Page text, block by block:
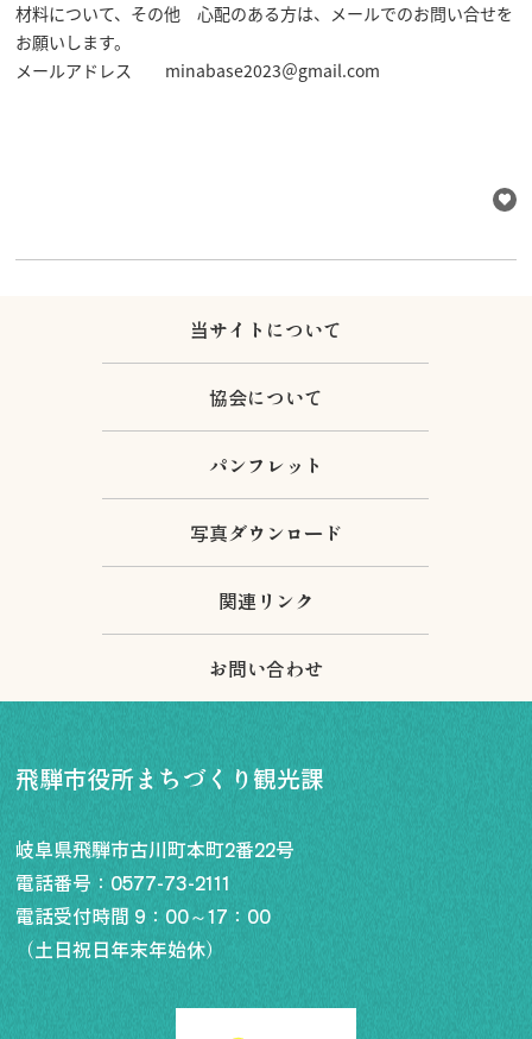
材料について、その他 心配のある方は、メールでのお問い合せを
お願いします。
メールアドレス minabase2023＠gmail.com
当サイトについて
協会について
パンフレット
写真ダウンロード
関連リンク
お問い合わせ
飛騨市役所まちづくり観光課
岐阜県飛騨市古川町本町2番22号
電話番号： 0577-73-2111
電話受付時間 9：00～17：00
（土日祝日年末年始休）